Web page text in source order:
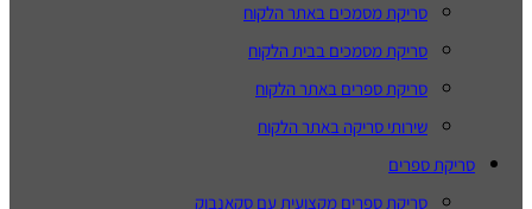
סריקת מסמכים באתר הלקוח
סריקת מסמכים בבית הלקוח
סריקת ספרים באתר הלקוח
שירותי סריקה באתר הלקוח
סריקת ספרים
סריקת ספרים מקצועית עם סקאנבוק